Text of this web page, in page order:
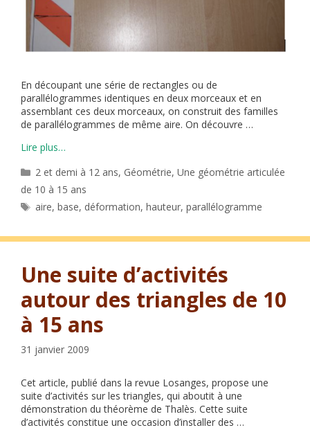
En découpant une série de rectangles ou de
parallélogrammes identiques en deux morceaux et en
assemblant ces deux morceaux, on construit des familles
de parallélogrammes de même aire. On découvre …
Lire plus…
Catégories
2 et demi à 12 ans, Géométrie,Une géométrie articulée
de 10 à 15 ans
Étiquettes
aire,base, déformation,hauteur,parallélogramme
Une suite d’activités
autour des triangles de 10
à 15 ans
31 janvier 2009
Cet article, publié dans la revue Losanges, propose une
suite d’activités sur les triangles, qui aboutit à une
démonstration du théorème de Thalès. Cette suite
d’activités constitue une occasion d’installer des …